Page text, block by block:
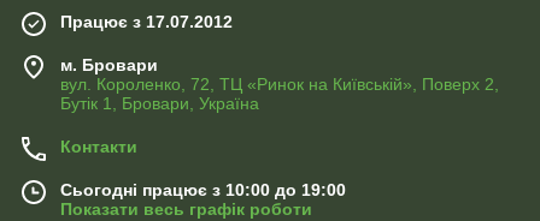
Працює з 17.07.2012
м. Бровари
вул. Короленко, 72, ТЦ «Ринок на Київській», Поверх 2,
Бутік 1, Бровари, Україна
Контакти
Сьогодні працює з 10:00 до 19:00
Показати весь графік роботи